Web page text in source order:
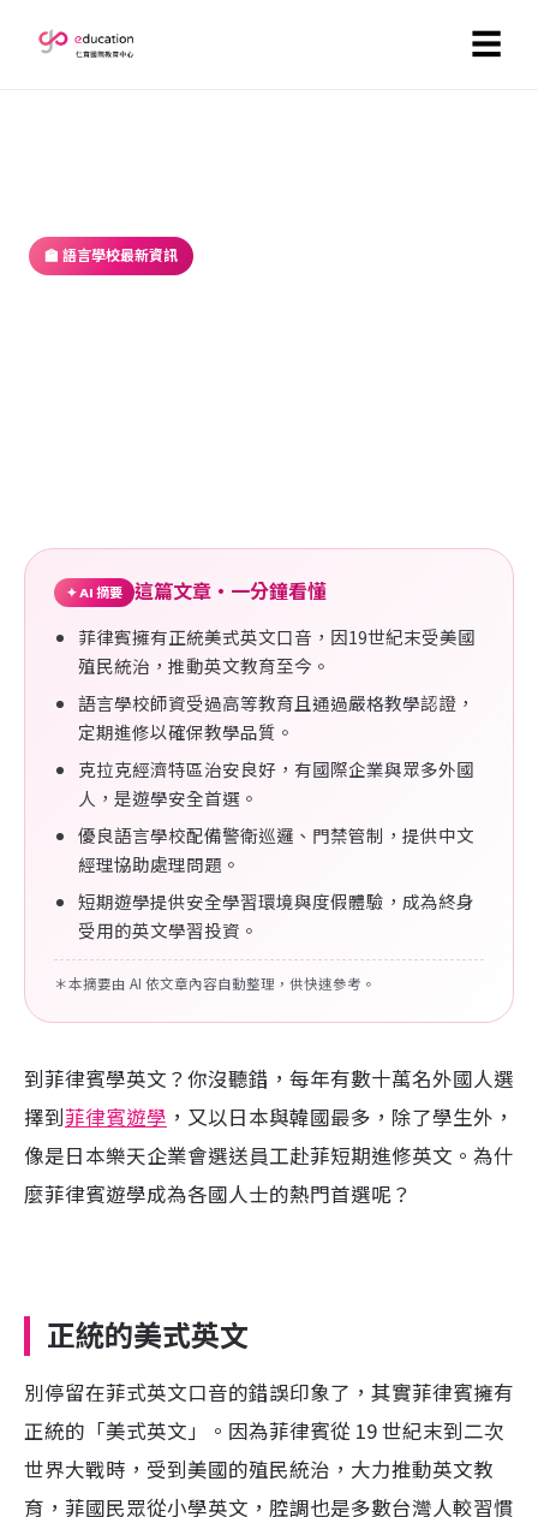
☰
🏫 語言學校最新資訊
✦ AI 摘要 這篇文章・一分鐘看懂
菲律賓擁有正統美式英文口音，因19世紀末受美國
殖民統治，推動英文教育至今。
語言學校師資受過高等教育且通過嚴格教學認證，
定期進修以確保教學品質。
克拉克經濟特區治安良好，有國際企業與眾多外國
人，是遊學安全首選。
優良語言學校配備警衛巡邏、門禁管制，提供中文
經理協助處理問題。
短期遊學提供安全學習環境與度假體驗，成為終身
受用的英文學習投資。
＊本摘要由 AI 依文章內容自動整理，供快速參考。
到菲律賓學英文？你沒聽錯，每年有數十萬名外國人選
擇到菲律賓遊學 ，又以日本與韓國最多，除了學生外，
像是日本樂天企業會選送員工赴菲短期進修英文。為什
麼菲律賓遊學成為各國人士的熱門首選呢？
正統的美式英文
別停留在菲式英文口音的錯誤印象了，其實菲律賓擁有
正統的「美式英文」。因為菲律賓從 19 世紀末到二次
世界大戰時，受到美國的殖民統治，大力推動英文教
育，菲國民眾從小學英文，腔調也是多數台灣人較習慣